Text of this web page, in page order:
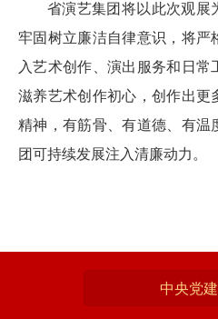
省演艺集团将以此次观展
牢固树立廉洁自律意识，将严
入艺术创作、演出服务和日
滋养艺术创作初心，创作出更
精神，有筋骨、有道德、有温
团可持续发展注入清廉动力。
中央党